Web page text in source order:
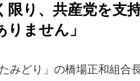
限り、共産党を
りません」
みどり」の橋場正和組合